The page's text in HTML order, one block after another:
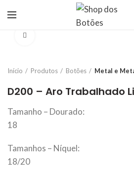
Início Produtos Botões Metal e
D200 – Aro Trabalhado
Tamanho – Dourado:
18
Tamanhos – Níquel:
18/20